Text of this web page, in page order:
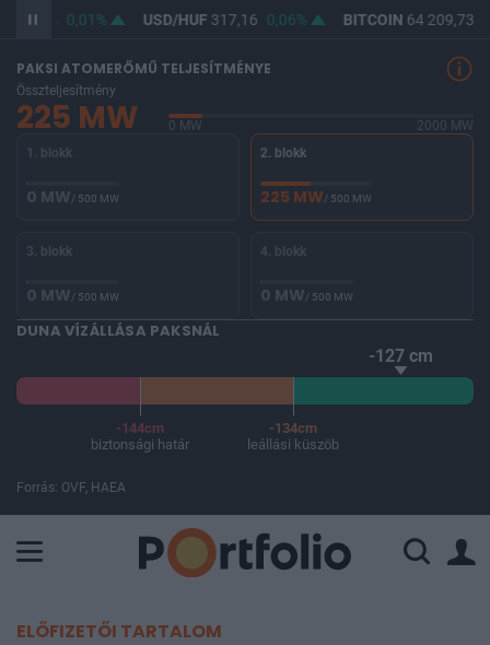
365,45 0,01% USD/HUF 317,16 0,06% BITCOIN 64 209,73
PAKSI ATOMERŐMŰ TELJESÍTMÉNYE
Összteljesítmény
225 MW 0 MW
2000 MW
1. blokk
0 MW/ 500 MW
2. blokk
225 MW/ 500 MW
3. blokk
0 MW/ 500 MW
4. blokk
0 MW/ 500 MW
DUNA VÍZÁLLÁSA PAKSNÁL
-127 cm
-144cm
biztonsági határ
-134cm
leállási küszöb
Forrás: OVF, HAEA
ELŐFIZETŐI TARTALOM